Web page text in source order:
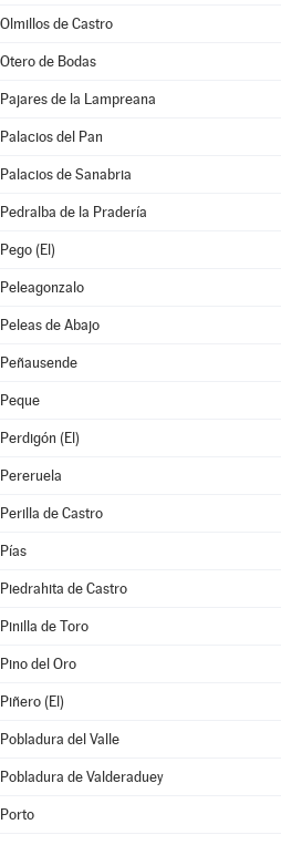
Olmillos de Castro
Otero de Bodas
Pajares de la Lampreana
Palacios del Pan
Palacios de Sanabria
Pedralba de la Pradería
Pego (El)
Peleagonzalo
Peleas de Abajo
Peñausende
Peque
Perdigón (El)
Pereruela
Perilla de Castro
Pías
Piedrahita de Castro
Pinilla de Toro
Pino del Oro
Piñero (El)
Pobladura del Valle
Pobladura de Valderaduey
Porto